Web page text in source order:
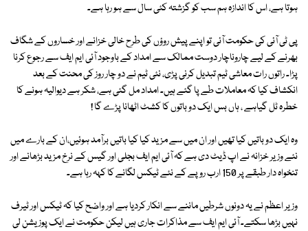
ہوتا ہے، اس کا اندازہ ہم سب کو گزشتہ کئی سال سے ہو رہا ہے۔
پی ٹی آئی کی حکومت آئی تو اپنے پیش روؤں کی طرح خالی خزانے اور خساروں کے شگاف
بھرنے کے لیے چاروناچار دوست ممالک سے امداد کے باوجود آئی ایم ایف سے رجوع کرنا
پڑا۔ راتوں رات معاشی ٹیم تبدیل کرنی پڑی، نئی ٹیم نے دو چار روز کی محنت کے بعد
انکشاف کیا کہ معاملات طے پا گئے ہیں۔ امداد مل گئی ہے، شکر ہے دیوالیہ ہونے کا
خطرہ ٹل گیاہے ، ہاں بس ایک دو باتوں کا کشٹ اٹھانا پڑے گا !
وہ ایک دو باتیں کیا تھیں اور ان میں سے مزید کیا کیا باتیں برآمد ہوئیں،ان کے بارے میں
نئے وزیر خزانہ نے اپ ڈیٹ دی ہے کہ آئی ایم ایف بجلی اور گیس کے نرخ مزید بڑھانے اور
تنخواہ دار طبقے پر 150 ارب روپے کے نئے ٹیکس لگانے کا کہہ رہا ہے۔
وزیر اعظم نے یہ دونوں شرطیں ماننے سے انکار کردیا ہے اور واضح کیا کہ ٹیکس اور ٹیرف
نہیں بڑھا سکتے۔ آئی ایم ایف سے مذاکرات جاری ہیں لیکن حکومت نے ایک پوزیشن لی